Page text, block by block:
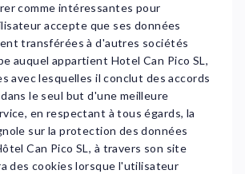
comme intéressantes pour
accepte que ses données
transférées à d'autres sociétés
auquel appartient Hotel Can Pico SL,
avec lesquelles il conclut des accords
le seul but d'une meilleure
en respectant à tous égards, la
sur la protection des données
Can Pico SL, à travers son site
des cookies lorsque l'utilisateur